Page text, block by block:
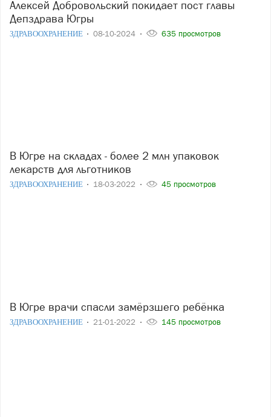
Алексей Добровольский покидает пост главы
Депздрава Югры
ЗДРАВООХРАНЕНИЕ 08-10-2024 635 просмотров
В Югре на складах - более 2 млн упаковок
лекарств для льготников
ЗДРАВООХРАНЕНИЕ 18-03-2022 45 просмотров
В Югре врачи спасли замёрзшего ребёнка
ЗДРАВООХРАНЕНИЕ 21-01-2022 145 просмотров